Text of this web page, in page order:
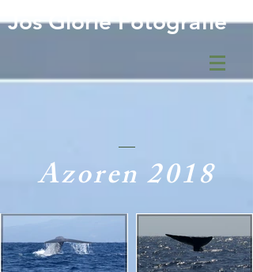
Jos Glorie Fotografie
Azoren 2018